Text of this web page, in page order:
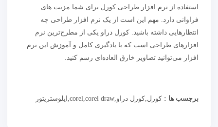
استفاده از نرم افزار طراحی کورل برای شما مزیت های
فراوانی دارد. مهم این است از یک نرم افزار طراحی چه
انتظارهایی داشته باشید. کورل دراو یکی از مطرح‌ترین نرم
افزارهای طراحی است که با یادگیری کامل و آموزش این نرم
افزار می‌توانید تصاویر خارق العاده‌ای رسم کنید.
برچسب ها : کورل,کورل دراو,corel,corel draw,ایلوستریتور